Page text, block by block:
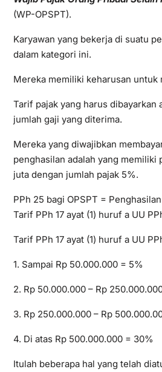
(WP-OPSPT).
Karyawan yang bekerja di suatu
dalam kategori ini.
Mereka memiliki keharusan untuk
Tarif pajak yang harus dibayarkan
jumlah gaji yang diterima.
Mereka yang diwajibkan
penghasilan adalah yang memiliki
juta dengan jumlah pajak 5%.
PPh 25 bagi OPSPT =
Tarif PPh 17 ayat (1) huruf a UU
Tarif PPh 17 ayat (1) huruf a UU
1. Sampai Rp 50.000.000 = 5%
2. Rp 50.000.000 – Rp
3. Rp 250.000.000 – Rp
4. Di atas Rp 500.000.000 = 30%
Itulah beberapa hal yang telah